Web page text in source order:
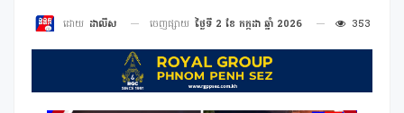
ដោយ ដាលីស ចេញផ្សាយ ថ្ងៃទី 2 ខែ កក្កដា ឆ្នាំ 2026 353